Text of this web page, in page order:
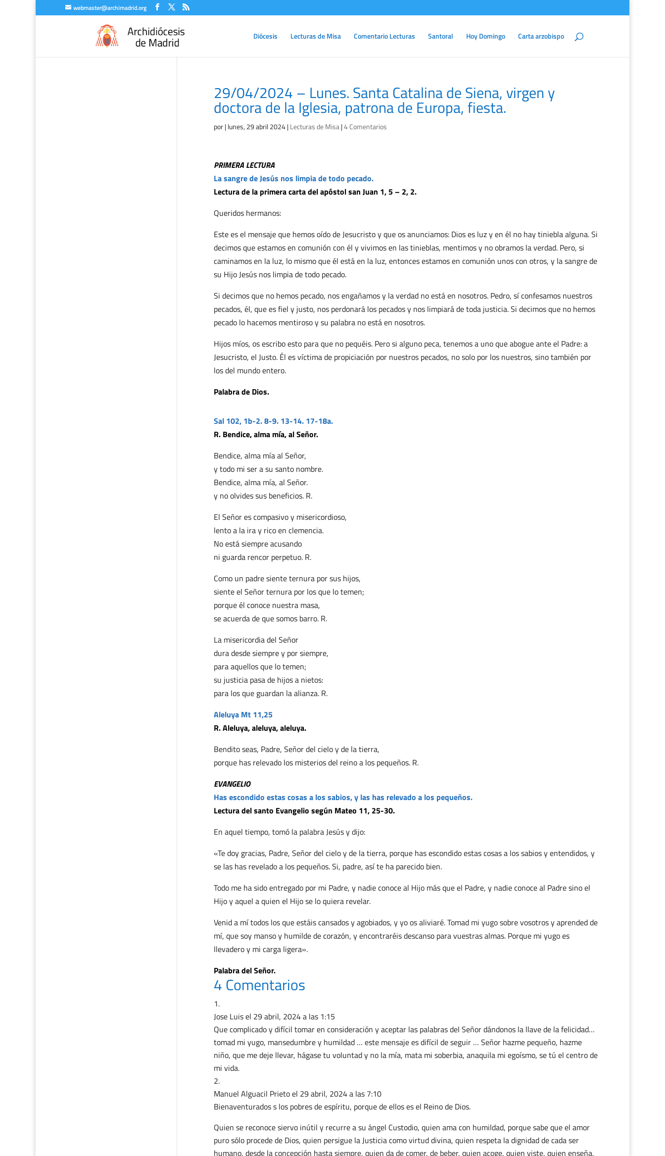
webmaster@archimadrid.org
Diócesis Lecturas de Misa Comentario Lecturas Santoral Hoy Domingo Carta arzobispo
29/04/2024 – Lunes. Santa Catalina de Siena, virgen y
doctora de la Iglesia, patrona de Europa, fiesta.
por|lunes, 29 abril 2024|Lecturas de Misa|4 Comentarios
PRIMERA LECTURA
La sangre de Jesús nos limpia de todo pecado.
Lectura de la primera carta del apóstol san Juan 1, 5 – 2, 2.
Queridos hermanos:
Este es el mensaje que hemos oído de Jesucristo y que os anunciamos: Dios es luz y en él no hay tiniebla alguna. Si
decimos que estamos en comunión con él y vivimos en las tinieblas, mentimos y no obramos la verdad. Pero, si
caminamos en la luz, lo mismo que él está en la luz, entonces estamos en comunión unos con otros, y la sangre de
su Hijo Jesús nos limpia de todo pecado.
Si decimos que no hemos pecado, nos engañamos y la verdad no está en nosotros. Pedro, sí confesamos nuestros
pecados, él, que es fiel y justo, nos perdonará los pecados y nos limpiará de toda justicia. Si decimos que no hemos
pecado lo hacemos mentiroso y su palabra no está en nosotros.
Hijos míos, os escribo esto para que no pequéis. Pero si alguno peca, tenemos a uno que abogue ante el Padre: a
Jesucristo, el Justo. Él es víctima de propiciación por nuestros pecados, no solo por los nuestros, sino también por
los del mundo entero.
Palabra de Dios.
Sal 102, 1b-2. 8-9. 13-14. 17-18a.
R. Bendice, alma mía, al Señor.
Bendice, alma mía al Señor,
y todo mi ser a su santo nombre.
Bendice, alma mía, al Señor.
y no olvides sus beneficios. R.
El Señor es compasivo y misericordioso,
lento a la ira y rico en clemencia.
No está siempre acusando
ni guarda rencor perpetuo. R.
Como un padre siente ternura por sus hijos,
siente el Señor ternura por los que lo temen;
porque él conoce nuestra masa,
se acuerda de que somos barro. R.
La misericordia del Señor
dura desde siempre y por siempre,
para aquellos que lo temen;
su justicia pasa de hijos a nietos:
para los que guardan la alianza. R.
Aleluya Mt 11,25
R. Aleluya, aleluya, aleluya.
Bendito seas, Padre, Señor del cielo y de la tierra,
porque has relevado los misterios del reino a los pequeños. R.
EVANGELIO
Has escondido estas cosas a los sabios, y las has relevado a los pequeños.
Lectura del santo Evangelio según Mateo 11, 25-30.
En aquel tiempo, tomó la palabra Jesús y dijo:
«Te doy gracias, Padre, Señor del cielo y de la tierra, porque has escondido estas cosas a los sabios y entendidos, y
se las has revelado a los pequeños. Si, padre, así te ha parecido bien.
Todo me ha sido entregado por mi Padre, y nadie conoce al Hijo más que el Padre, y nadie conoce al Padre sino el
Hijo y aquel a quien el Hijo se lo quiera revelar.
Venid a mí todos los que estáis cansados y agobiados, y yo os aliviaré. Tomad mi yugo sobre vosotros y aprended de
mí, que soy manso y humilde de corazón, y encontraréis descanso para vuestras almas. Porque mi yugo es
llevadero y mi carga ligera».
Palabra del Señor.
4 Comentarios
Jose Luisel 29 abril, 2024 a las 1:15
Que complicado y difícil tomar en consideración y aceptar las palabras del Señor dándonos la llave de la felicidad…
tomad mi yugo, mansedumbre y humildad … este mensaje es difícil de seguir … Señor hazme pequeño, hazme
niño, que me deje llevar, hágase tu voluntad y no la mía, mata mi soberbia, anaquila mi egoísmo, se tú el centro de
mi vida.
Manuel Alguacil Prietoel 29 abril, 2024 a las 7:10
Bienaventurados s los pobres de espíritu, porque de ellos es el Reino de Dios.
Quien se reconoce siervo inútil y recurre a su ángel Custodio, quien ama con humildad, porque sabe que el amor
puro sólo procede de Dios, quien persigue la Justicia como virtud divina, quien respeta la dignidad de cada ser
humano, desde la concepción hasta siempre, quien da de comer, de beber, quien acoge, quien viste, quien enseña,